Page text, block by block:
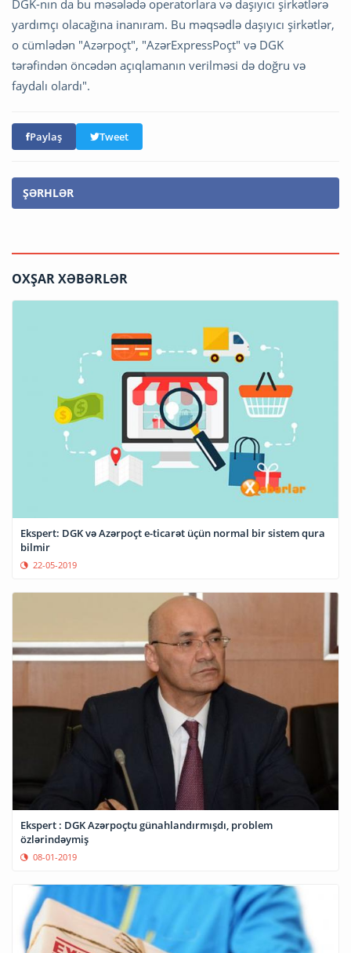
DGK-nın da bu məsələdə operatorlara və daşıyıcı şirkətlərə
yardımçı olacağına inanıram. Bu məqsədlə daşıyıcı şirkətlər,
o cümlədən "Azərpoçt", "AzərExpressPoçt" və DGK
tərəfindən öncədən açıqlamanın verilməsi də doğru və
faydalı olardı".
Paylaş Tweet
ŞƏRHLƏR
OXŞAR XƏBƏRLƏR
Ekspert: DGK və Azərpoçt e-ticarət üçün normal bir sistem qura
bilmir
22-05-2019
Ekspert : DGK Azərpoçtu günahlandırmışdı, problem
özlərindəymiş
08-01-2019